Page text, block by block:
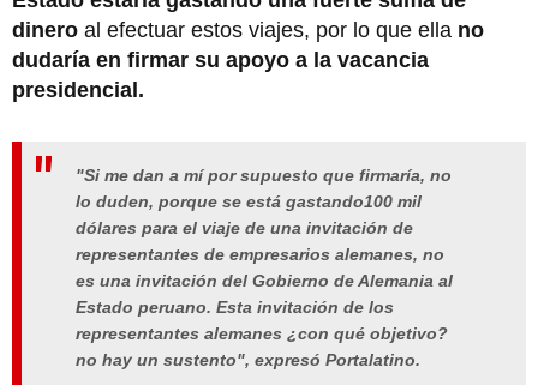
dinero al efectuar estos viajes, por lo que ella no
dudaría en firmar su apoyo a la vacancia
presidencial.
"Si me dan a mí por supuesto que firmaría, no
lo duden, porque se está gastando100 mil
dólares para el viaje de una invitación de
representantes de empresarios alemanes, no
es una invitación del Gobierno de Alemania al
Estado peruano. Esta invitación de los
representantes alemanes ¿con qué objetivo?
no hay un sustento", expresó Portalatino.